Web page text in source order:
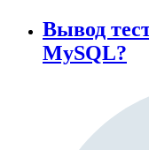
Вывод
MySQL?